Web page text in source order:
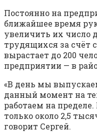
Постоянно на
ближайшее время
увеличить их число
трудящихся за счёт
вырастает до 200
предприятии — в
«В день мы
данный момент на
работаем на
только около 2,5
говорит Сергей.